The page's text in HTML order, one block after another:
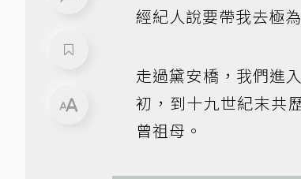
經紀人說要帶我去極
走過黛安橋，我們進
初，到十九世紀末共
曾祖母。